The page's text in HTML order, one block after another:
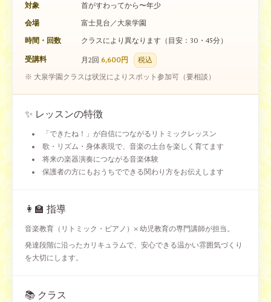
対象
首がすわってから〜年少
会場
富士見台／大泉学園
時間・回数
クラスにより異なります（目安：30・45分）
受講料 月2回 6,600円
税込
※ 大泉学園クラスは状況によりスポット参加可（要相談）
✨ レッスンの特徴
「できたね！」が自信につながるリトミックレッスン
歌・リズム・身体表現で、音楽の土台を楽しく育てます
将来の楽器演奏につながる音楽体験
保護者の方にもおうちでできる関わり方をお伝えします
👩‍🏫 指導
音楽教育（リトミック・ピアノ）× 幼児教育の専門講師が担当。
発達段階に沿ったカリキュラムで、安心できる温かい雰囲気づくり
を大切にします。
📚 クラス